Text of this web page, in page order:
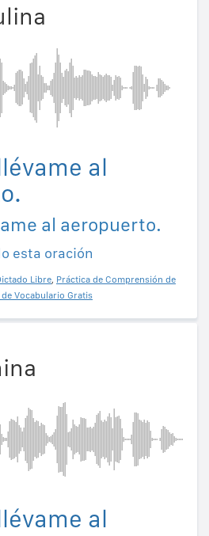
al
al aeropuerto.
esta oración
Libre, Práctica de Comprensión de
de Vocabulario Gratis
al